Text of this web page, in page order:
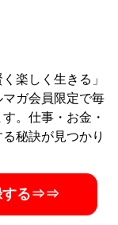
楽しく生きる」
ガ会員限定で毎
。仕事・お金・
秘訣が見つかり
する⇒⇒